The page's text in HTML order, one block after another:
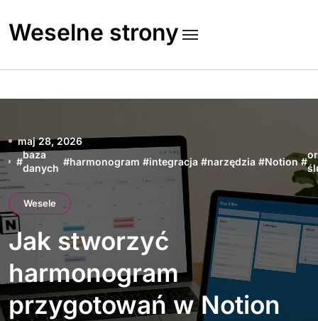
to
content
Weselne strony
maj 28, 2026
#
baza
danych
#harmonogram #integracja #narzędzia #Notion #
Wesele
Jak stworzyć
harmonogram
przygotowań w Notion